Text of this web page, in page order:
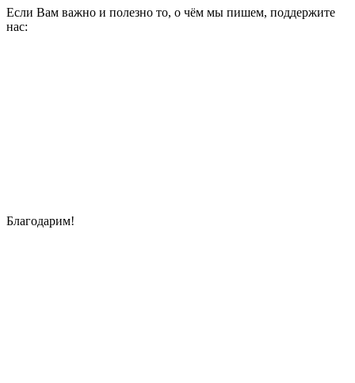
Если Вам важно и полезно то, о чём мы пишем, поддержите
нас:
Благодарим!